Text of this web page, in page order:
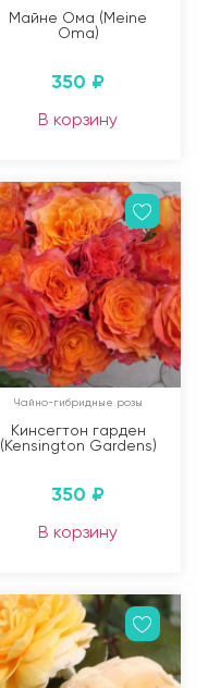
Майне Ома (Meine
Oma)
350 ₽
В корзину
Чайно-гибридные розы
Кинсегтон гарден
(Kensington Gardens)
350 ₽
В корзину